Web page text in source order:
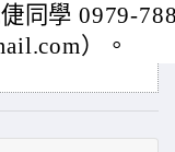
同學 0979-
）。